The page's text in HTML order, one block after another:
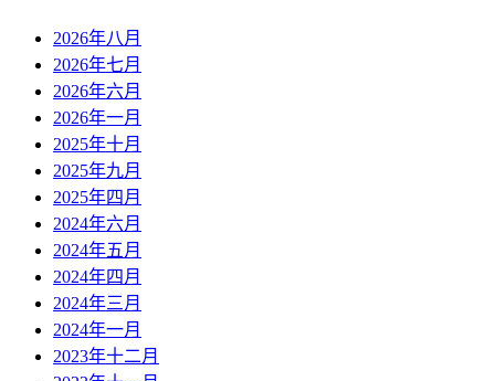
2026年八月
2026年七月
2026年六月
2026年一月
2025年十月
2025年九月
2025年四月
2024年六月
2024年五月
2024年四月
2024年三月
2024年一月
2023年十二月